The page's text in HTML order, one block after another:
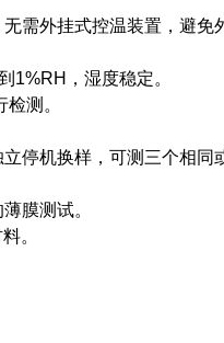
需外挂式控温装置，避免
，湿度稳定。
测。
停机换样，可测三个相同
膜测试。
。